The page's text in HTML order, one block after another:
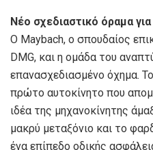
Νέο σχεδιαστικό όραμα
Ο Maybach, ο σπουδαίος
DMG, και η ομάδα του
επανασχεδιασμένο όχημα.
πρώτο αυτοκίνητο που
ιδέα της μηχανοκίνητης
μακρύ μεταξόνιο και το
ένα επίπεδο οδικής